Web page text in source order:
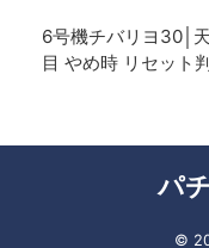
6号機チバリヨ30│
目 やめ時 リセット
パ
©